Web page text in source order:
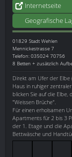
Internetseite
Geografische
01829 Stadt Wehlen
Mennickestrasse 7
Telefon: 035024 70756
8 Betten + zusätzlich
Direkt am Ufer der
Haus in ruhiger
blicken Sie auf die
"Weissen Brüche".
Für einen erholsamen
Apartments für 2 bis 3
der 1. Etage und die
Bettwäsche und